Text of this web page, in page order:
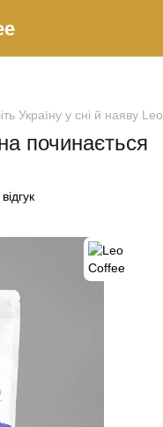
Україну у сні й наяву
починається